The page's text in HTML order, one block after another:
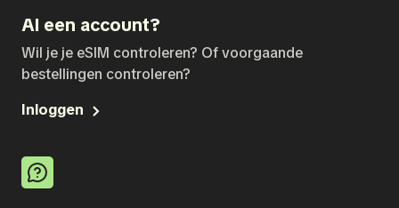
Al een account?
Wil je je eSIM controleren? Of voorgaande
bestellingen controleren?
Inloggen